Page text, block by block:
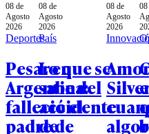
08 de
Agosto
2026
Deportes
Pesar en
Argentina:
falleció el
padre de
08 de
Agosto
2026
País
Lo que se
sabe del
accidente
de
08 de
Agosto
2026
08